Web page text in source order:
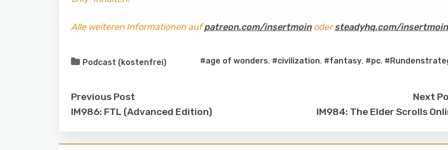
Alle weiteren Informationen aufpatreon.com/insertmoinodersteadyhq.com/insertmoin
Podcast (kostenfrei) #age of wonders, #civilization, #fantasy, #pc,
Previous Post
IM986: FTL (Advanced Edition)
Next
IM984: The Elder Scrolls